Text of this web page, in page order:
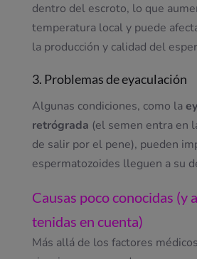
dentro del escroto, lo que
temperatura local y puede
la producción y calidad del
3. Problemas de eyaculación
Algunas condiciones, como la
retrógrada (el semen entra en
de salir por el pene), pueden
espermatozoides lleguen a su
Causas poco conocidas (y
tenidas en cuenta)
Más allá de los factores